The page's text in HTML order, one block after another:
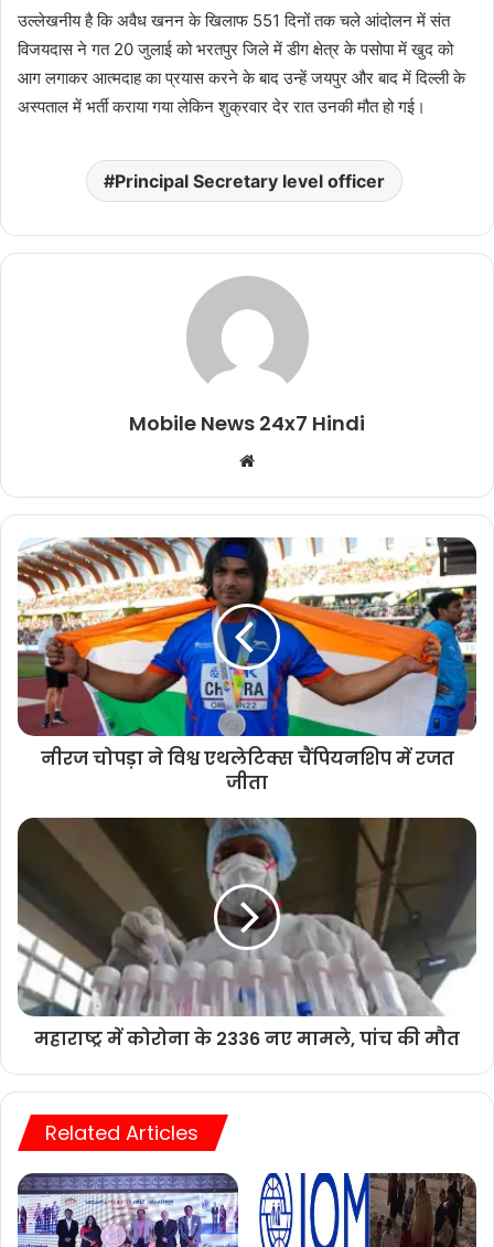
उल्लेखनीय है कि अवैध खनन के खिलाफ 551 दिनों तक चले आंदोलन में संत
विजयदास ने गत 20 जुलाई को भरतपुर जिले में डीग क्षेत्र के पसोपा में खुद को
आग लगाकर आत्मदाह का प्रयास करने के बाद उन्हें जयपुर और बाद में दिल्ली के
अस्पताल में भर्ती कराया गया लेकिन शुक्रवार देर रात उनकी मौत हो गई।
Principal Secretary level officer
Mobile News 24x7 Hindi
Website
नीरज चोपड़ा ने विश्व एथलेटिक्स चैंपियनशिप में रजत
जीता
महाराष्ट्र में कोरोना के 2336 नए मामले, पांच की मौत
Related Articles